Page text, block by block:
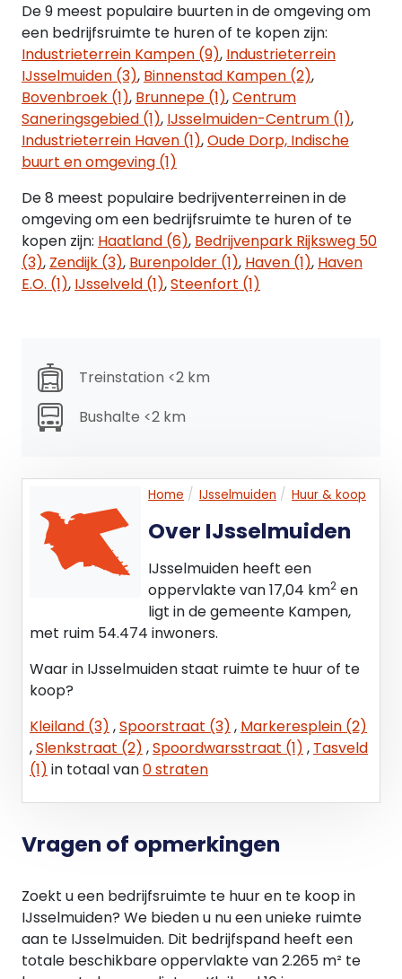
De 9 meest populaire buurten in de omgeving om
een bedrijfsruimte te huren of te kopen zijn:
Industrieterrein Kampen (9), Industrieterrein
IJsselmuiden (3), Binnenstad Kampen (2),
Bovenbroek (1), Brunnepe (1),Centrum
Saneringsgebied (1), IJsselmuiden-Centrum (1),
Industrieterrein Haven (1),Oude Dorp, Indische
buurt en omgeving (1)
De 8 meest populaire bedrijventerreinen in de
omgeving om een bedrijfsruimte te huren of te
kopen zijn: Haatland (6), Bedrijvenpark Rijksweg 50
(3), Zendijk (3), Burenpolder (1), Haven (1), Haven
E.O. (1), IJsselveld (1),Steenfort (1)
Treinstation <2 km
Bushalte <2 km
Home IJsselmuiden Huur & koop
Over IJsselmuiden
IJsselmuiden heeft een
oppervlakte van 17,04 km2 en
ligt in de gemeente Kampen,
met ruim 54.474 inwoners.
Waar in IJsselmuiden staat ruimte te huur of te
koop?
Kleiland (3) ,Spoorstraat (3) , Markeresplein (2)
,Slenkstraat (2) ,Spoordwarsstraat (1) , Tasveld
(1) in totaal van0 straten
Vragen of opmerkingen
Zoekt u een bedrijfsruimte te huur en te koop in
IJsselmuiden? We bieden u nu een unieke ruimte
aan te IJsselmuiden. Dit bedrijfspand heeft een
totale beschikbare oppervlakte van 2.265 m² te